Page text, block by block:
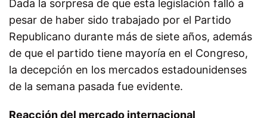
Dada la sorpresa de que esta legislación falló a
pesar de haber sido trabajado por el Partido
Republicano durante más de siete años, además
de que el partido tiene mayoría en el Congreso,
la decepción en los mercados estadounidenses
de la semana pasada fue evidente.
Reacción del mercado internacional